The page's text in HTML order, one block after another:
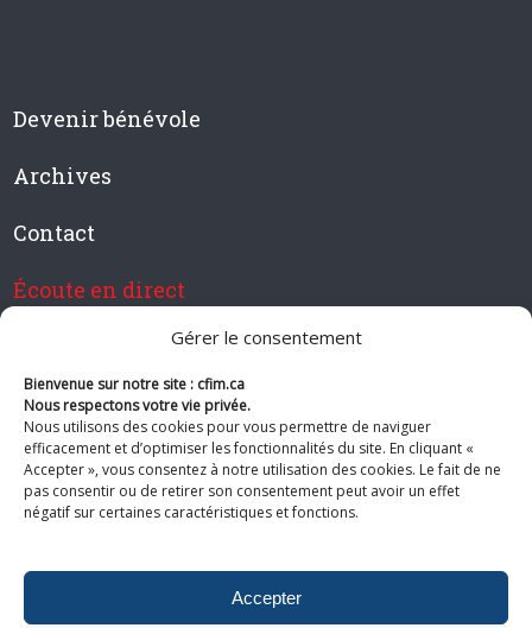
Gérer le consentement
Bienvenue sur notre site : cfim.ca
Nous respectons votre vie privée.
Nous utilisons des cookies pour vous permettre de naviguer
efficacement et d’optimiser les fonctionnalités du site. En cliquant «
Accepter », vous consentez à notre utilisation des cookies. Le fait de ne
pas consentir ou de retirer son consentement peut avoir un effet
négatif sur certaines caractéristiques et fonctions.
Accepter
Devenir bénévole
Archives
Contact
Écoute en direct
Devenir membre de CFIM
Suivez-nous